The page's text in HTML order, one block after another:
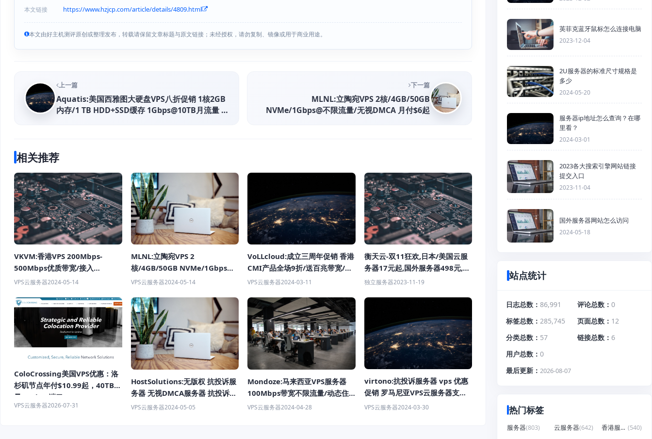
本文链接 https://www.hzjcp.com/article/details/4809.html
本文由好主机测评原创或整理发布，转载请保留文章标题与原文链接；未经授权，请勿复制、镜像或用于商业用途。
上一篇
Aquatis:美国西雅图大硬盘VPS八折促销 1核2GB
内存/1 TB HDD+SSD缓存 1Gbps@10TB月流量 月
下一篇
MLNL:立陶宛VPS 2核/4GB/50GB
NVMe/1Gbps@不限流量/无视DMCA 月付$6起
相关推荐
VKVM:香港VPS 200Mbps-
500Mbps优质带宽/接入
CN2/AS9929/第二代CMI网络 流
VPS云服务器2024-05-14
MLNL:立陶宛VPS 2
核/4GB/50GB NVMe/1Gbps@
不限流量/无视DMCA 月付$6起
VPS云服务器2024-05-14
VoLLcloud:成立三周年促销 香港
CMI产品全场9折/送百兆带宽/送
百G流量 200Mbps-500Mbps端
VPS云服务器2024-03-11
衡天云-双11狂欢,日本/美国云服
务器17元起,国外服务器498元,续
费同价
独立服务器2023-11-19
ColoCrossing美国VPS优惠：洛
杉矶节点年付$10.99起，40TB流
量+1Gbps端口
VPS云服务器2026-07-31
HostSolutions:无版权 抗投诉服
务器 无视DMCA服务器 抗投诉
VPS
VPS云服务器2024-05-05
Mondoze:马来西亚VPS服务器
100Mbps带宽不限流量/动态住
宅IP/原生IP/网络有惊喜/解锁
VPS云服务器2024-04-28
virtono:抗投诉服务器 vps 优惠
促销 罗马尼亚VPS云服务器支持
任何形式付款
VPS云服务器2024-03-30
英菲克蓝牙鼠标怎么连接电脑
2023-12-04
2U服务器的标准尺寸规格是
多少
2024-05-20
服务器ip地址怎么查询？在哪
里看？
2024-03-01
2023各大搜索引擎网站链接
提交入口
2023-11-04
国外服务器网站怎么访问
2024-05-18
站点统计
日志总数 86,991 评论总数
0
标签总数
285,745 页面总数
12
分类总数
57 链接总数
6
用户总数
0
最后更新
2026-08-07
热门标签
服务器(803) 云服务器(642) 香港服务器 (540)